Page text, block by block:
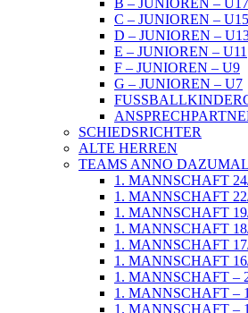
B – JUNIOREN – U17
C – JUNIOREN – U15
D – JUNIOREN –
E – JUNIOREN – U11
F – JUNIOREN – U9
G – JUNIOREN – U7
SCHIEDSRICHTER
ALTE HERREN
TEAMS ANNO DAZUMAL
1. MANNSCHAFT
1. MANNSCHAFT
1. MANNSCHAFT
1. MANNSCHAFT
1. MANNSCHAFT
1. MANNSCHAFT
1. MANNSCHAFT –
1. MANNSCHAFT –
1. MANNSCHAFT –